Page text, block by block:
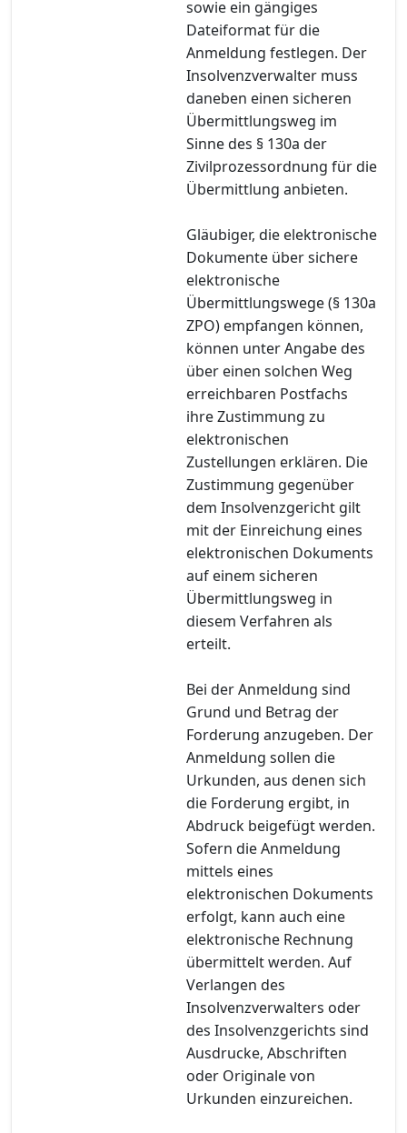
sowie ein gängiges
Dateiformat für die
Anmeldung festlegen. Der
Insolvenzverwalter muss
daneben einen sicheren
Übermittlungsweg im
Sinne des § 130a der
Zivilprozessordnung für die
Übermittlung anbieten.
Gläubiger, die elektronische
Dokumente über sichere
elektronische
Übermittlungswege (§ 130a
ZPO) empfangen können,
können unter Angabe des
über einen solchen Weg
erreichbaren Postfachs
ihre Zustimmung zu
elektronischen
Zustellungen erklären. Die
Zustimmung gegenüber
dem Insolvenzgericht gilt
mit der Einreichung eines
elektronischen Dokuments
auf einem sicheren
Übermittlungsweg in
diesem Verfahren als
erteilt.
Bei der Anmeldung sind
Grund und Betrag der
Forderung anzugeben. Der
Anmeldung sollen die
Urkunden, aus denen sich
die Forderung ergibt, in
Abdruck beigefügt werden.
Sofern die Anmeldung
mittels eines
elektronischen Dokuments
erfolgt, kann auch eine
elektronische Rechnung
übermittelt werden. Auf
Verlangen des
Insolvenzverwalters oder
des Insolvenzgerichts sind
Ausdrucke, Abschriften
oder Originale von
Urkunden einzureichen.